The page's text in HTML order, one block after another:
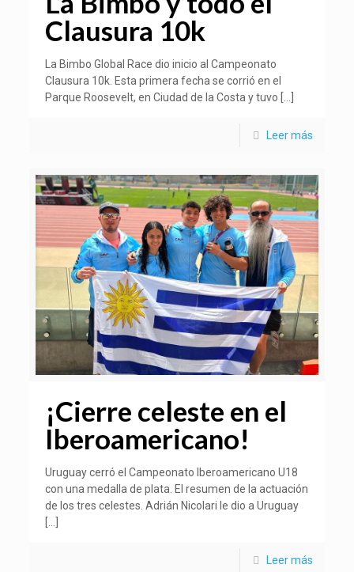
Clausura 10k
La Bimbo Global Race dio inicio al Campeonato
Clausura 10k. Esta primera fecha se corrió en el
Parque Roosevelt, en Ciudad de la Costa y tuvo
Leer más
¡Cierre celeste en el
Iberoamericano!
Uruguay cerró el Campeonato Iberoamericano U18
con una medalla de plata. El resumen de la actuación
de los tres celestes. Adrián Nicolari le dio a Uruguay
Leer más